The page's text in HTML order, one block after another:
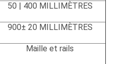
50 | 400 MILLIMÈTRES
900± 20 MILLIMÈTRES
Maille et rails